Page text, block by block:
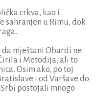
crkva, kao i
sahranjen u Rimu, dok
mještani Obardi ne
i Metodija, ali to
Osim ako, po toj
i od Varšave do
postojali mnogo